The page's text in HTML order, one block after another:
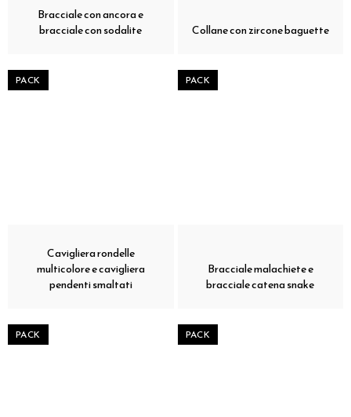
Bracciale con ancora e
bracciale con sodalite
Collane con zircone baguette
PACK
Cavigliera rondelle
multicolore e cavigliera
pendenti smaltati
PACK
Bracciale malachiete e
bracciale catena snake
PACK PACK